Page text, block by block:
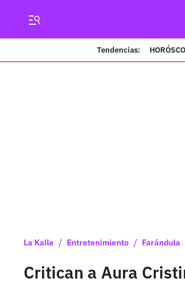
Tendencias:
La Kalle / Entretenimiento / Farándula
Critican a Aura